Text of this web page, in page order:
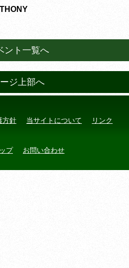
ント一覧へ
ジ上部へ
方針 当サイトについて リンク
プ お問い合わせ